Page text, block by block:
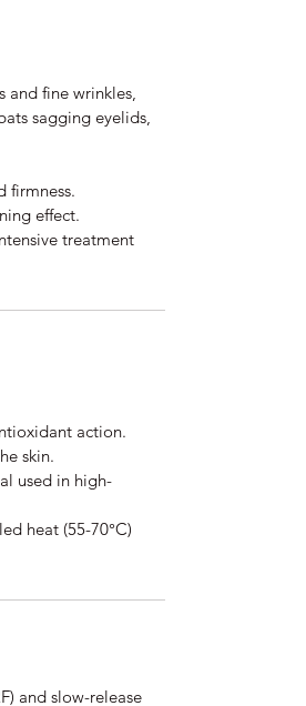
and fine wrinkles,
sagging eyelids,
firmness.
effect.
treatment
action.
skin.
used in high-
heat (55-70°C)
and slow-release